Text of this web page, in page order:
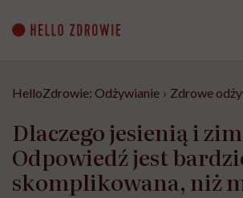
content
HelloZdrowie: Odżywianie › Zdrowe
Dlaczego jesienią i
Odpowiedź jest
skomplikowana, niż